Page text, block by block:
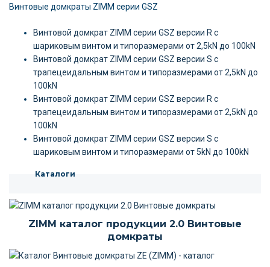
Винтовые домкраты ZIMM серии GSZ
Винтовой домкрат ZIMM серии GSZ версии R c
шариковым винтом и типоразмерами от 2,5kN до 100kN
Винтовой домкрат ZIMM серии GSZ версии S c
трапецеидальным винтом и типоразмерами от 2,5kN до
100kN
Винтовой домкрат ZIMM серии GSZ версии R c
трапецеидальным винтом и типоразмерами от 2,5kN до
100kN
Винтовой домкрат ZIMM серии GSZ версии S c
шариковым винтом и типоразмерами от 5kN до 100kN
Каталоги
ZIMM каталог продукции 2.0 Винтовые
домкраты